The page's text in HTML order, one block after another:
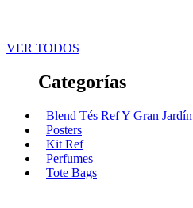
VER TODOS
Categorías
Blend Tés Ref Y Gran Jardín
Posters
Kit Ref
Perfumes
Tote Bags